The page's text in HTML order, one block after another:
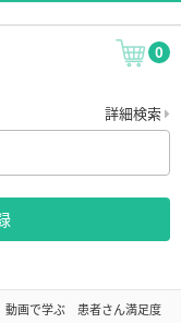
0
詳細検索
動画で学ぶ 患者さん満足度